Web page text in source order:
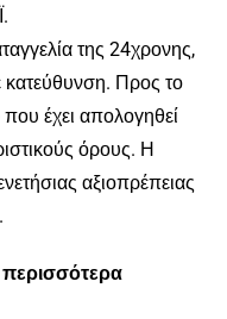
της 24χρονης,
κατεύθυνση. Προς το
έχει απολογηθεί
όρους. Η
αξιοπρέπειας